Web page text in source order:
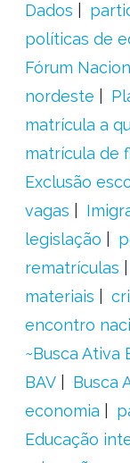
Dados
políticas de
Fórum
nordeste
matrícula a
matrícula de
Exclusão
vagas
legislação
rematrículas
materiais
encontro
~Busca Ativa
BAV
Busca
economia
Educação